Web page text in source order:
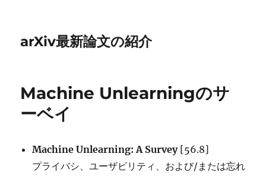
arXiv最新論文の紹介
Machine Unlearningのサ
ーベイ
Machine Unlearning: A Survey [56.8]
プライバシ、ユーザビリティ、および/または忘れ